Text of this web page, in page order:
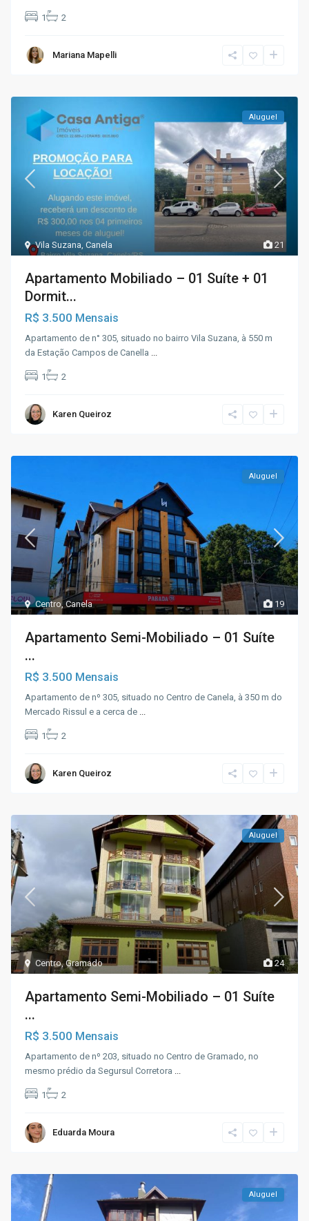
1 2
Mariana Mapelli
21
Vila Suzana,Canela
Aluguel
Apartamento Mobiliado – 01 Suíte + 01
Dormit...
R$ 3.500 Mensais
Apartamento de n° 305, situado no bairro Vila Suzana, à 550 m
da Estação Campos de Canella ...
1 2
Karen Queiroz
19
Centro,Canela
Aluguel
Apartamento Semi-Mobiliado – 01 Suíte
...
R$ 3.500 Mensais
Apartamento de nº 305, situado no Centro de Canela, à 350 m do
Mercado Rissul e a cerca de ...
1 2
Karen Queiroz
24
Centro,Gramado
Aluguel
Apartamento Semi-Mobiliado – 01 Suíte
...
R$ 3.500 Mensais
Apartamento de nº 203, situado no Centro de Gramado, no
mesmo prédio da Segursul Corretora ...
1 2
Eduarda Moura
Aluguel